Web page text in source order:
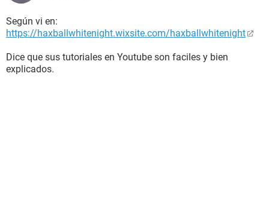
Según vi en:
https://haxballwhitenight.wixsite.com/haxballwhitenight
Dice que sus tutoriales en Youtube son faciles y bien
explicados.